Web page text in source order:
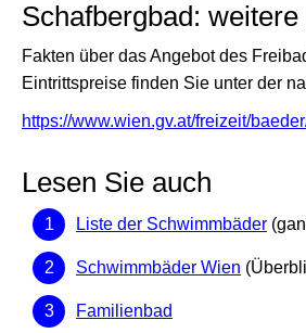
Schafbergbad:
Fakten über das Angebot des
Eintrittspreise finden Sie unter der
https://www.wien.gv.at/freizeit/
Lesen Sie auch
Liste der Schwimmbäder
Schwimmbäder Wien
Familienbad